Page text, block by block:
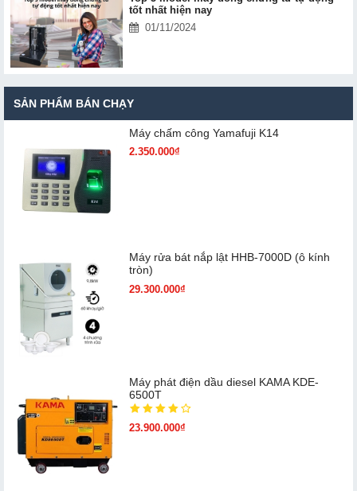
tốt nhất hiện nay
01/11/2024
SẢN PHẨM BÁN CHẠY
Máy chấm cô​ng Yamafuji K14
2.350.000₫
Máy rửa bát nắp lật HHB-7000D (ô kính
tròn)
29.300.000₫
Máy phát điện dầu diesel KAMA KDE-
6500T
23.900.000₫